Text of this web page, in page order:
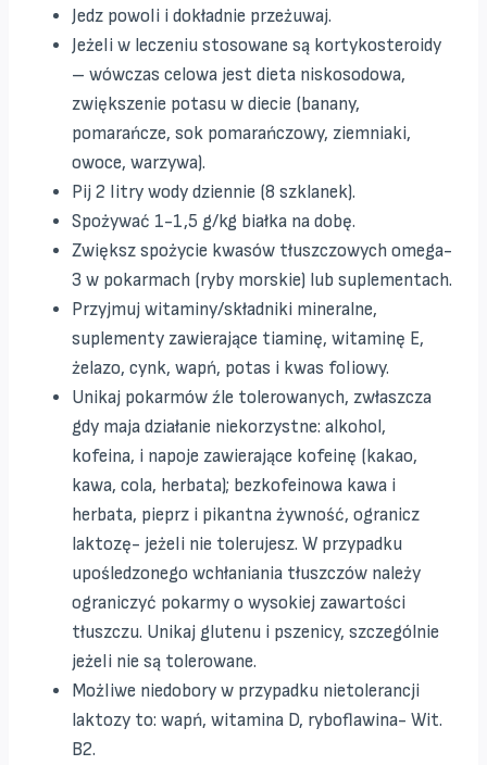
Jedz powoli i dokładnie przeżuwaj.
Jeżeli w leczeniu stosowane są kortykosteroidy
– wówczas celowa jest dieta niskosodowa,
zwiększenie potasu w diecie (banany,
pomarańcze, sok pomarańczowy, ziemniaki,
owoce, warzywa).
Pij 2 litry wody dziennie (8 szklanek).
Spożywać 1-1,5 g/kg białka na dobę.
Zwiększ spożycie kwasów tłuszczowych omega-
3 w pokarmach (ryby morskie) lub suplementach.
Przyjmuj witaminy/składniki mineralne,
suplementy zawierające tiaminę, witaminę E,
żelazo, cynk, wapń, potas i kwas foliowy.
Unikaj pokarmów źle tolerowanych, zwłaszcza
gdy maja działanie niekorzystne: alkohol,
kofeina, i napoje zawierające kofeinę (kakao,
kawa, cola, herbata); bezkofeinowa kawa i
herbata, pieprz i pikantna żywność, ogranicz
laktozę- jeżeli nie tolerujesz. W przypadku
upośledzonego wchłaniania tłuszczów należy
ograniczyć pokarmy o wysokiej zawartości
tłuszczu. Unikaj glutenu i pszenicy, szczególnie
jeżeli nie są tolerowane.
Możliwe niedobory w przypadku nietolerancji
laktozy to: wapń, witamina D, ryboflawina- Wit.
B2.